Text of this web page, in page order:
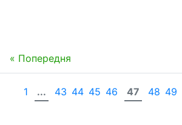
« Попередня
1 ... 43 44 45 46 47 48 49